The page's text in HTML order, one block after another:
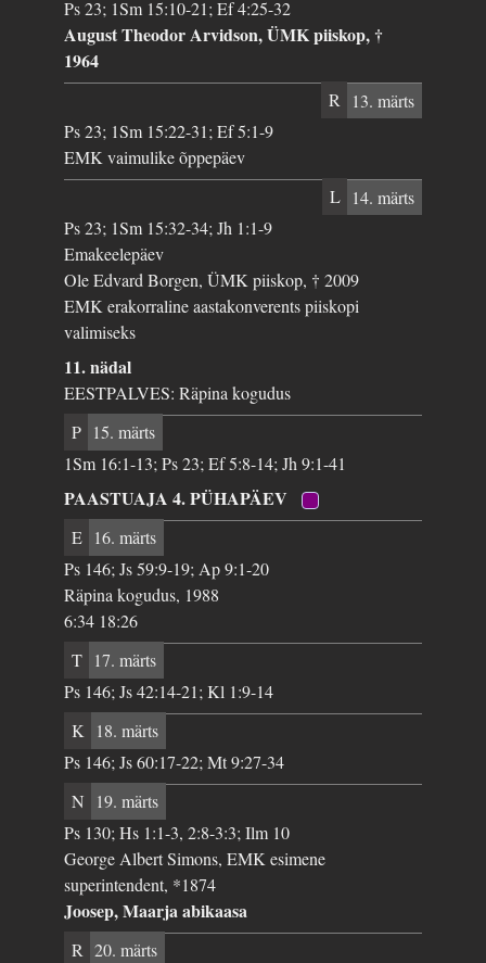
Ps 23; 1Sm 15:10-21; Ef 4:25-32
August Theodor Arvidson, ÜMK piiskop, †
1964
R 13. märts
Ps 23; 1Sm 15:22-31; Ef 5:1-9
EMK vaimulike õppepäev
L 14. märts
Ps 23; 1Sm 15:32-34; Jh 1:1-9
Emakeelepäev
Ole Edvard Borgen, ÜMK piiskop, † 2009
EMK erakorraline aastakonverents piiskopi
valimiseks
11. nädal
EESTPALVES: Räpina kogudus
P 15. märts
1Sm 16:1-13; Ps 23; Ef 5:8-14; Jh 9:1-41
PAASTUAJA 4. PÜHAPÄEV
E 16. märts
Ps 146; Js 59:9-19; Ap 9:1-20
Räpina kogudus, 1988
6:34 18:26
T 17. märts
Ps 146; Js 42:14-21; Kl 1:9-14
K 18. märts
Ps 146; Js 60:17-22; Mt 9:27-34
N
19. märts
Ps 130; Hs 1:1-3, 2:8-3:3; Ilm 10
George Albert Simons, EMK esimene
superintendent, *1874
Joosep, Maarja abikaasa
R 20. märts